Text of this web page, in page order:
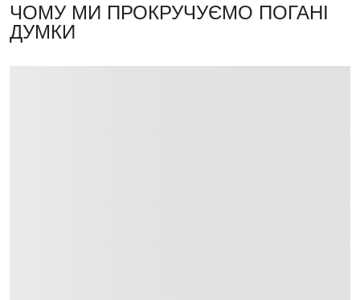
ЧОМУ МИ ПРОКРУЧУЄМО ПОГАНІ
ДУМКИ